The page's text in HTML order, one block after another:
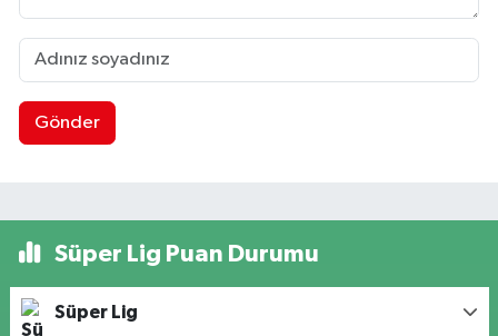
Gönder
Süper Lig Puan Durumu
Süper Lig